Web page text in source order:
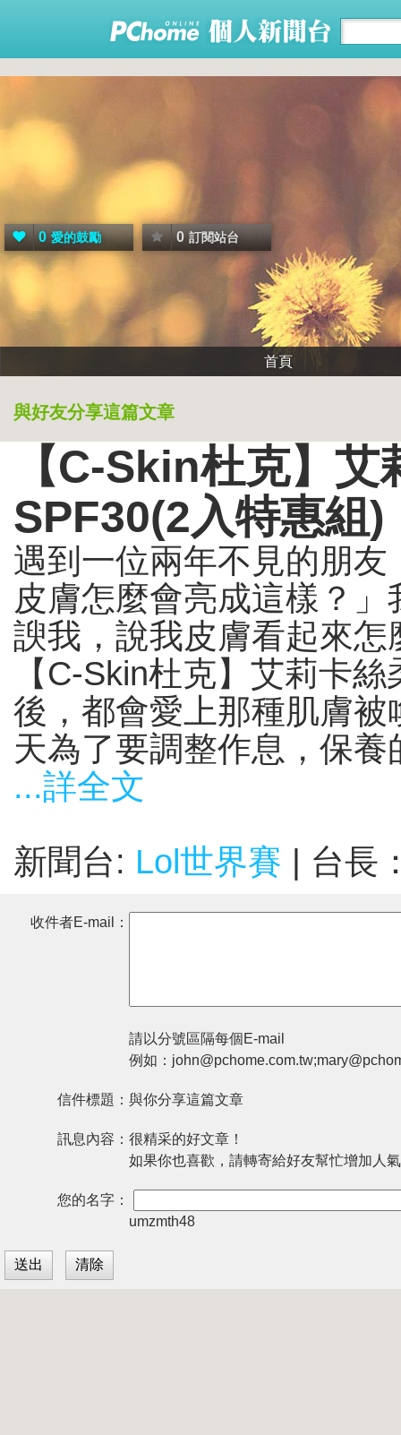
0 愛的鼓勵 0 訂閱站台
首頁
與好友分享這篇文章
【C-Skin杜克】
SPF30(2入特惠組)
遇到一位兩年不見的朋
皮膚怎麼會亮成這樣？
諛我，說我皮膚看起來
【C-Skin杜克】艾莉卡
後，都會愛上那種肌膚
天為了要調整作息，保養
...詳全文
新聞台: Lol世界賽 | 台長
收件者E-mail：
請以分號區隔每個E-mail
例如：
信件標題： 與你分享這篇文章
訊息內容： 很精采的好文章！
如果你也喜歡，請轉寄給好友幫忙增加人
您的名字：
umzmth48